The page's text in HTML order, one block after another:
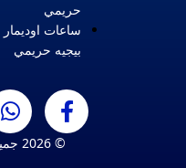
حريمي
ساعات اوديمار
بيجيه حريمي
© 2026 جميع الحقوق محفوظة.